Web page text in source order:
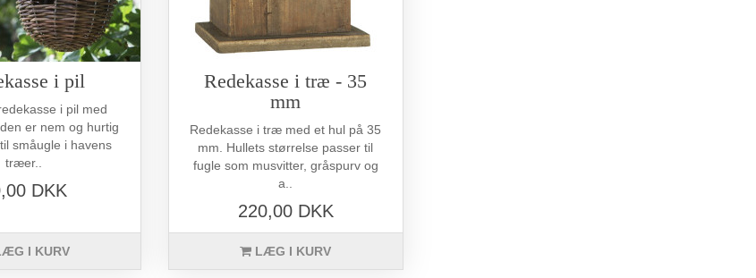
i pil
i pil med
er nem og hurtig
småugle i havens
træer..
DKK
I KURV
Redekasse i træ - 35
mm
Redekasse i træ med et hul på 35
mm. Hullets størrelse passer til
fugle som musvitter, gråspurv og
a..
220,00 DKK
LÆG I KURV